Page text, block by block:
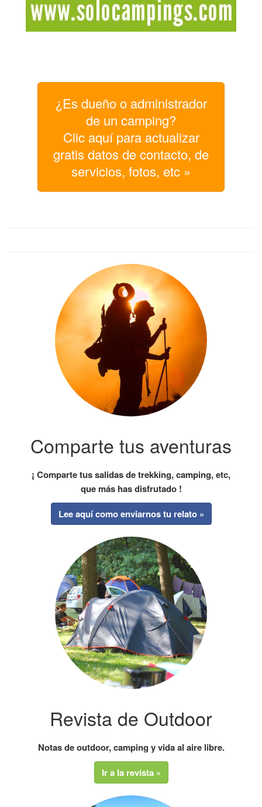
¿Es dueño o administrador
de un camping?
Clic aquí para actualizar
gratis datos de contacto, de
servicios, fotos, etc »
Comparte tus aventuras
¡ Comparte tus salidas de trekking, camping, etc,
que más has disfrutado !
Lee aquí como enviarnos tu relato »
Revista de Outdoor
Notas de outdoor, camping y vida al aire libre.
Ir a la revista »